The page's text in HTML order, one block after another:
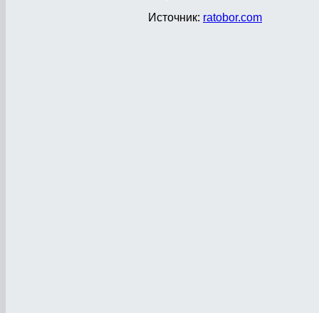
Источник: ratobor.com